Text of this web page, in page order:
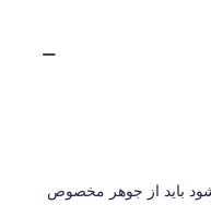
بايد از جوهر مخصوص